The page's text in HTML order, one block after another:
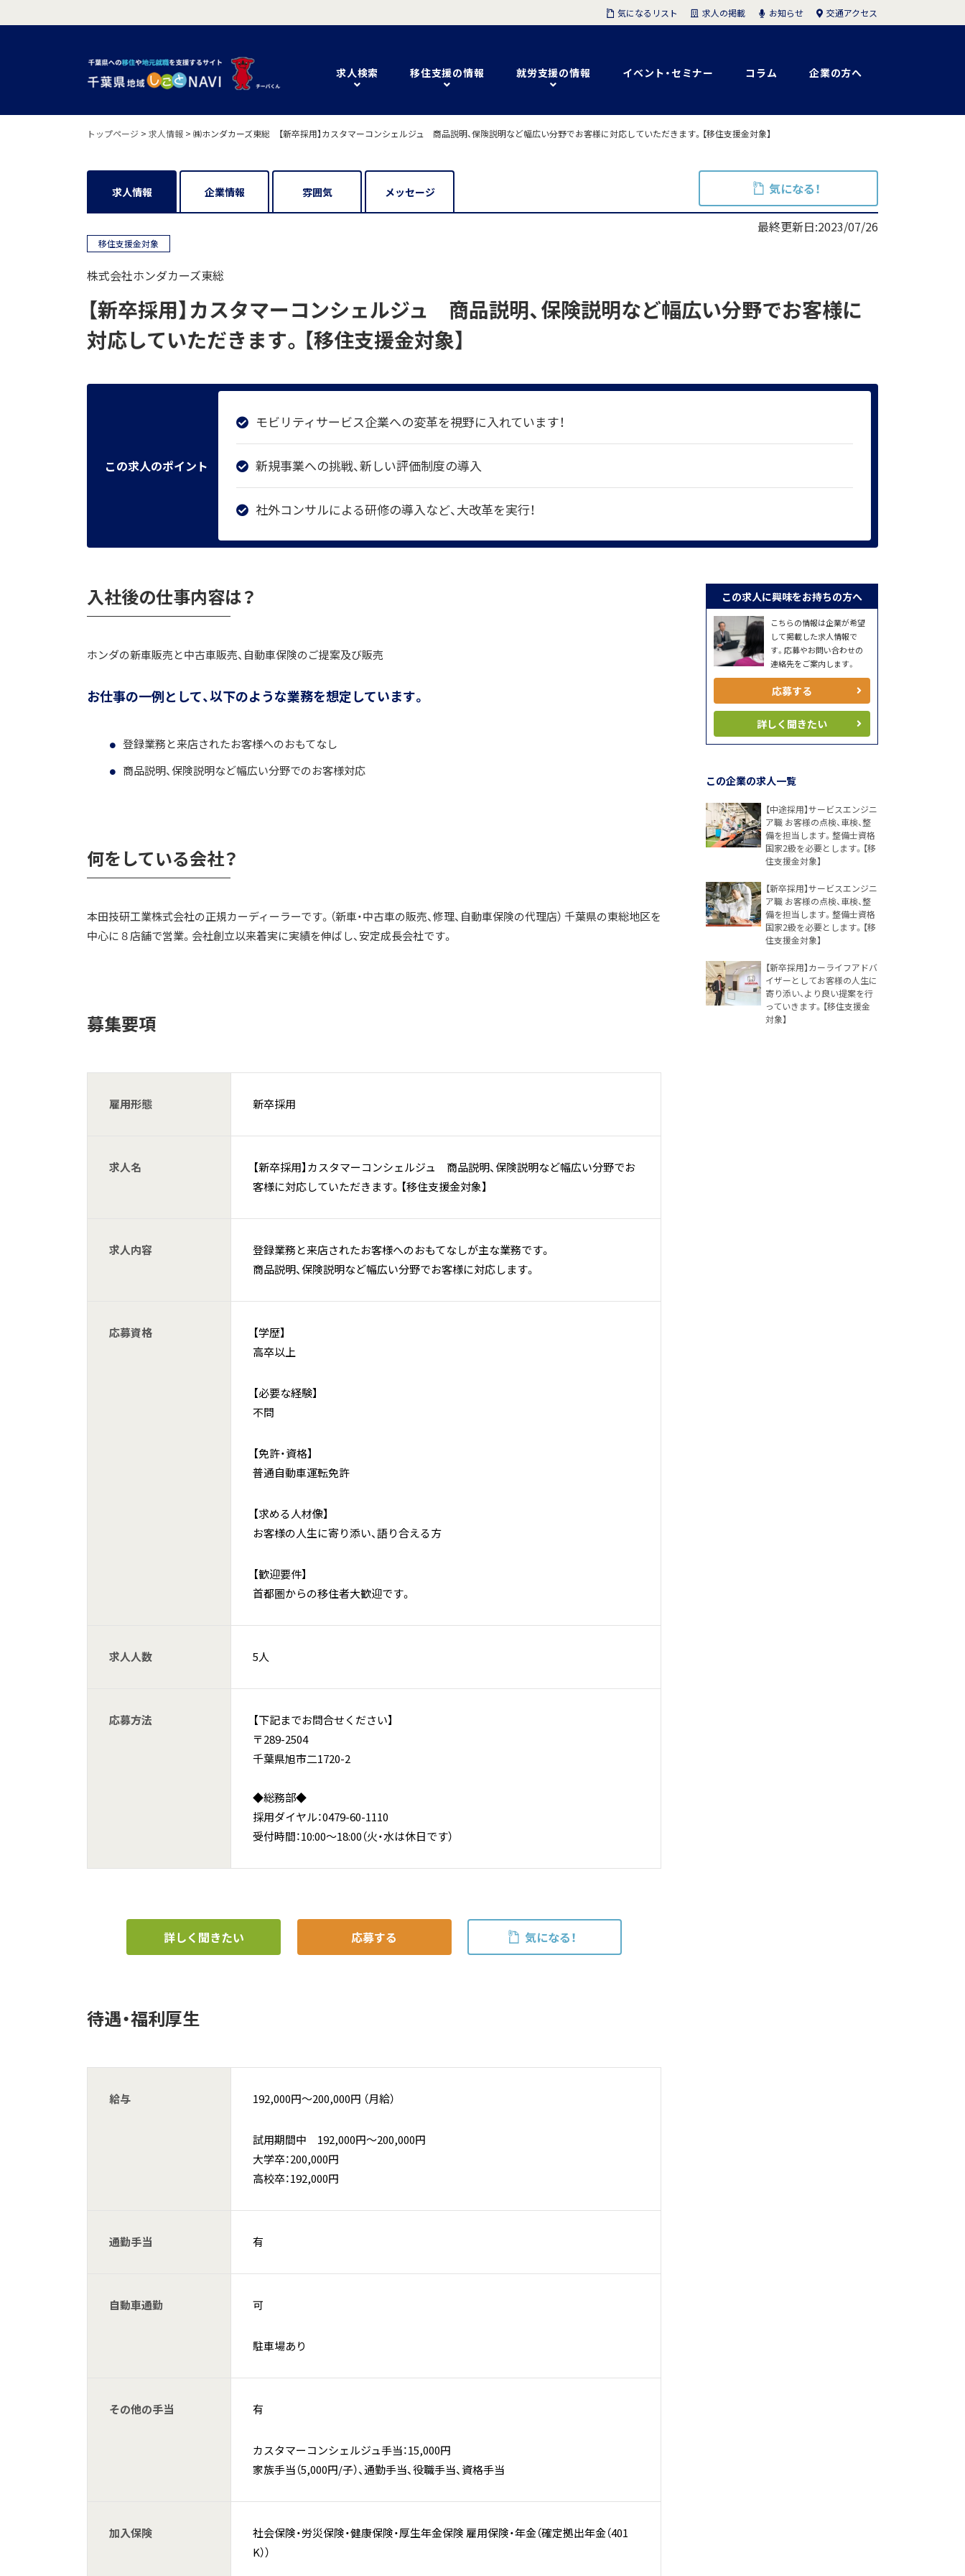
求人検索 移住支援の情報 就労支援の情報 イベント・セミナー コラム 企業の方へ
気になるリスト 求人の掲載 お知らせ 交通アクセス
トップページ > 求人情報 > ㈱ホンダカーズ東総 【新卒採用】カスタマーコンシェルジュ 商品説明、保険説明など幅広い分野でお客様に対応していただきます。【移住支援金対象】
求人情報 企業情報 雰囲気 メッセージ 気になる！
最終更新日:2023/07/26
移住支援金対象
株式会社ホンダカーズ東総
【新卒採用】カスタマーコンシェルジュ 商品説明、保険説明など幅広い分野でお客様に
対応していただきます。【移住支援金対象】
この求人のポイント
モビリティサービス企業への変革を視野に入れています！
新規事業への挑戦、新しい評価制度の導入
社外コンサルによる研修の導入など、大改革を実行！
入社後の仕事内容は？
ホンダの新車販売と中古車販売、自動車保険のご提案及び販売
お仕事の一例として、以下のような業務を想定しています。
登録業務と来店されたお客様へのおもてなし
商品説明、保険説明など幅広い分野でのお客様対応
何をしている会社？
本田技研工業株式会社の正規カーディーラーです。（新車・中古車の販売、修理、自動車保険の代理店） 千葉県の東総地区を
中心に８店舗で営業。会社創立以来着実に実績を伸ばし、安定成長会社です。
募集要項
雇用形態 新卒採用
求人名
【新卒採用】カスタマーコンシェルジュ 商品説明、保険説明など幅広い分野でお
客様に対応していただきます。【移住支援金対象】
求人内容
登録業務と来店されたお客様へのおもてなしが主な業務です。
商品説明、保険説明など幅広い分野でお客様に対応します。
応募資格
【学歴】
高卒以上
【必要な経験】
不問
【免許・資格】
普通自動車運転免許
【求める人材像】
お客様の人生に寄り添い、語り合える方
【歓迎要件】
首都圏からの移住者大歓迎です。
求人人数 5人
応募方法
【下記までお問合せください】
〒289-2504
千葉県旭市二1720-2
◆総務部◆
採用ダイヤル：0479-60-1110
受付時間：10:00～18:00（火・水は休日です）
詳しく聞きたい 応募する 気になる！
待遇・福利厚生
給与 192,000円〜200,000円 （月給）
試用期間中 192,000円〜200,000円
大学卒：200,000円
高校卒：192,000円
通勤手当 有
自動車通勤 可
駐車場あり
その他の手当 有
カスタマーコンシェルジュ手当：15,000円
家族手当（5,000円/子）、通勤手当、役職手当、資格手当
加入保険
社会保険・労災保険・健康保険・厚生年金保険 雇用保険・年金（確定拠出年金（401
K））
この求人に興味をお持ちの方へ
こちらの情報は企業が希望
して掲載した求人情報で
す。応募やお問い合わせの
連絡先をご案内します。
応募する
詳しく聞きたい
この企業の求人一覧
【中途採用】サービスエンジニ
ア職 お客様の点検、車検、整
備を担当します。整備士資格
国家2級を必要とします。【移
住支援金対象】
【新卒採用】サービスエンジニ
ア職 お客様の点検、車検、整
備を担当します。整備士資格
国家2級を必要とします。【移
住支援金対象】
【新卒採用】カーライフアドバ
イザーとしてお客様の人生に
寄り添い、より良い提案を行
っていきます。【移住支援金
対象】